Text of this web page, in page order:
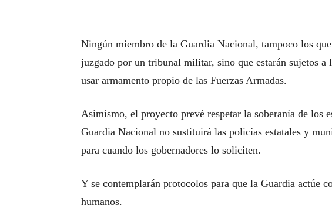
Ningún miembro de la Guardia Nacional, tampoco los
juzgado por un tribunal militar, sino que estarán sujetos
usar armamento propio de las Fuerzas Armadas.
Asimismo, el proyecto prevé respetar la soberanía de los
Guardia Nacional no sustituirá las policías estatales y
para cuando los gobernadores lo soliciten.
Y se contemplarán protocolos para que la Guardia actúe
humanos.